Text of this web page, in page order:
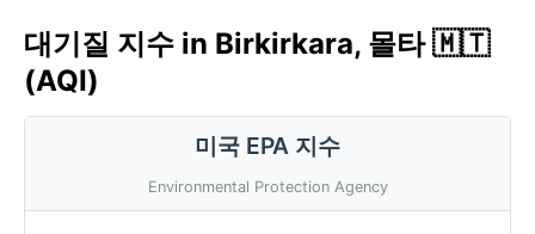
대기질 지수 in Birkirkara, 몰타 🇲🇹
(AQI)
미국 EPA 지수
Environmental Protection Agency